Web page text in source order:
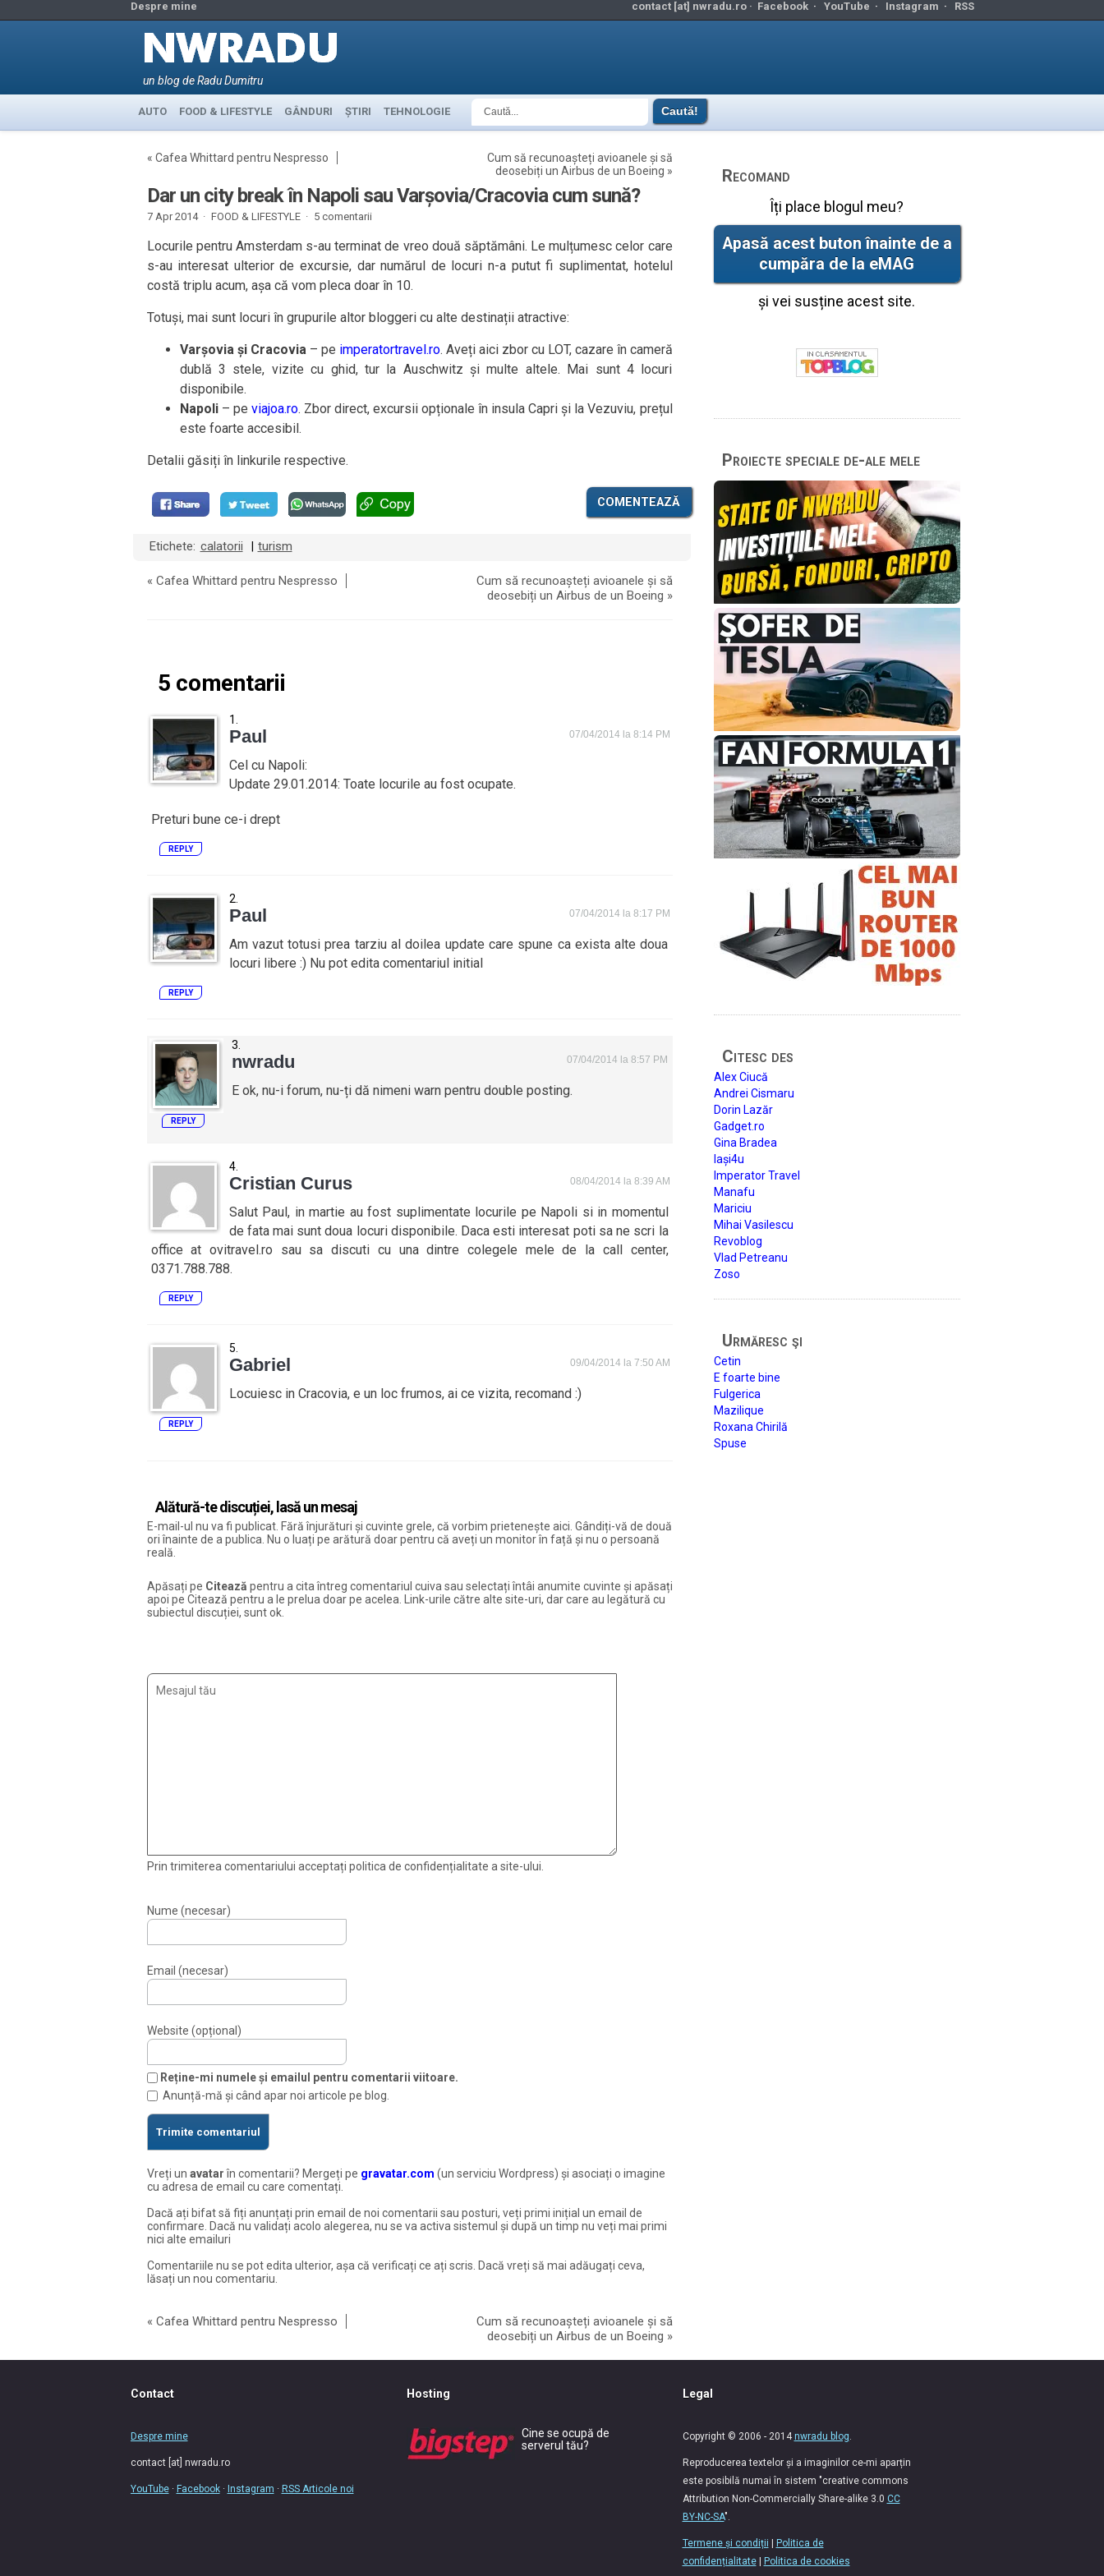
Despre mine contact [at] nwradu.ro · Facebook· YouTube · Instagram · RSS
un blog de Radu Dumitru
AUTO FOOD & LIFESTYLE GÂNDURI ȘTIRI TEHNOLOGIE
« Cafea Whittard pentru Nespresso
Cum să recunoașteți avioanele și să
deosebiți un Airbus de un Boeing »
Dar un city break în Napoli sau Varșovia/Cracovia cum sună?
7 Apr 2014 · FOOD & LIFESTYLE· 5 comentarii
Locurile pentru Amsterdam s-au terminat de vreo două săptămâni. Le mulțumesc celor care
s-au interesat ulterior de excursie, dar numărul de locuri n-a putut fi suplimentat, hotelul
costă triplu acum, așa că vom pleca doar în 10.
Totuși, mai sunt locuri în grupurile altor bloggeri cu alte destinații atractive:
Varșovia și Cracovia– pe imperatortravel.ro. Aveți aici zbor cu LOT, cazare în cameră
dublă 3 stele, vizite cu ghid, tur la Auschwitz și multe altele. Mai sunt 4 locuri
disponibile.
Napoli– pe viajoa.ro. Zbor direct, excursii opționale în insula Capri și la Vezuviu, prețul
este foarte accesibil.
Detalii găsiți în linkurile respective.
COMENTEAZĂ
Etichete: calatorii turism
« Cafea Whittard pentru Nespresso
Cum să recunoașteți avioanele și să
deosebiți un Airbus de un Boeing »
5 comentarii
Paul 07/04/2014 la 8:14 PM
Cel cu Napoli:
Update 29.01.2014: Toate locurile au fost ocupate.
Preturi bune ce-i drept
REPLY
Paul 07/04/2014 la 8:17 PM
Am vazut totusi prea tarziu al doilea update care spune ca exista alte doua
locuri libere :) Nu pot edita comentariul initial
REPLY
nwradu 07/04/2014 la 8:57 PM
E ok, nu-i forum, nu-ți dă nimeni warn pentru double posting.
REPLY
Cristian Curus 08/04/2014 la 8:39 AM
Salut Paul, in martie au fost suplimentate locurile pe Napoli si in momentul
de fata mai sunt doua locuri disponibile. Daca esti interesat poti sa ne scri la
office at ovitravel.ro sau sa discuti cu una dintre colegele mele de la call center,
0371.788.788.
REPLY
Gabriel 09/04/2014 la 7:50 AM
Locuiesc in Cracovia, e un loc frumos, ai ce vizita, recomand :)
REPLY
Alătură-te discuției, lasă un mesaj
E-mail-ul nu va fi publicat. Fără înjurături și cuvinte grele, că vorbim prietenește aici. Gândiți-vă de două
ori înainte de a publica. Nu o luați pe arătură doar pentru că aveți un monitor în față și nu o persoană
reală.
Apăsați pe Citează pentru a cita întreg comentariul cuiva sau selectați întâi anumite cuvinte și apăsați
apoi pe Citează pentru a le prelua doar pe acelea. Link-urile către alte site-uri, dar care au legătură cu
subiectul discuției, sunt ok.
Prin trimiterea comentariului acceptați politica de confidențialitate a site-ului.
Nume (necesar)
Email (necesar)
Website (opțional)
Reține-mi numele și emailul pentru comentarii viitoare.
Anunță-mă și când apar noi articole pe blog.
Vreți un avatarîn comentarii? Mergeți pe gravatar.com (un serviciu Wordpress) și asociați o imagine
cu adresa de email cu care comentați.
Dacă ați bifat să fiți anunțați prin email de noi comentarii sau posturi, veți primi inițial un email de
confirmare. Dacă nu validați acolo alegerea, nu se va activa sistemul și după un timp nu veți mai primi
nici alte emailuri
Comentariile nu se pot edita ulterior, așa că verificați ce ați scris. Dacă vreți să mai adăugați ceva,
lăsați un nou comentariu.
« Cafea Whittard pentru Nespresso
Cum să recunoașteți avioanele și să
deosebiți un Airbus de un Boeing »
Recomand
Îți place blogul meu?
Apasă acest buton înainte de a
cumpăra de la eMAG
și vei susține acest site.
Proiecte speciale de-ale mele
Citesc des
Alex Ciucă
Andrei Cismaru
Dorin Lazăr
Gadget.ro
Gina Bradea
Iași4u
Imperator Travel
Manafu
Mariciu
Mihai Vasilescu
Revoblog
Vlad Petreanu
Zoso
Urmăresc şi
Cetin
E foarte bine
Fulgerica
Mazilique
Roxana Chirilă
Spuse
Contact
Despre mine
contact [at] nwradu.ro
YouTube· Facebook· Instagram · RSS Articole noi
Hosting
Cine se ocupă de
serverul tău?
Legal
Copyright © 2006 - 2014nwradu blog
Reproducerea textelor și a imaginilor ce-mi aparțin
este posibilă numai în sistem "creative commons
Attribution Non-Commercially Share-alike 3.0 CC
BY-NC-SA".
Termene și condiții | Politica de
confidențialitate| Politica de cookies